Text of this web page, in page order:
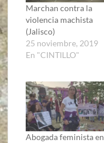
Marchan contra la
violencia machista
(Jalisco)
25 noviembre, 2019
En "CINTILLO"
Abogada feminista en